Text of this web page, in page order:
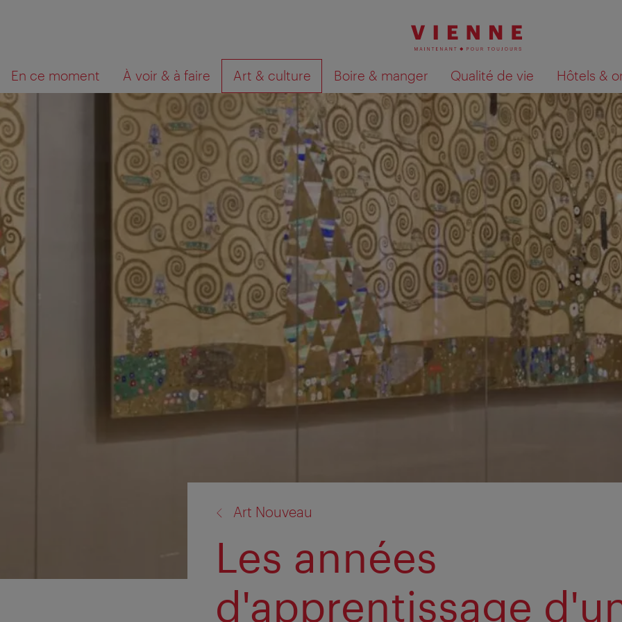
En ce moment À voir & à faire Art & culture Boire & manger Qualité de vie Hôtels &
Que
cherchez-
vous?
Afficher les résultats de la recherche sur la
Art Nouveau
Les années
d'apprentissage